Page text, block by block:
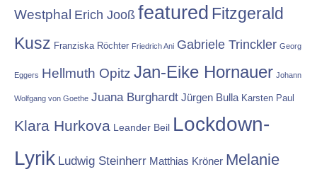
Westphal Erich Jooß featured Fitzgerald
Kusz Franziska Röchter Friedrich Ani Gabriele Trinckler Georg
Eggers Hellmuth Opitz Jan-Eike Hornauer Johann
Wolfgang von Goethe Juana Burghardt Jürgen Bulla Karsten Paul
Klara Hurkova Leander Beil Lockdown-
Lyrik Ludwig Steinherr Matthias Kröner Melanie